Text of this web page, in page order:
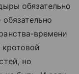
обязательно
времени
но